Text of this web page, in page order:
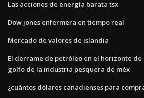
Las acciones de energía barata tsx
Dow jones enfermera en tiempo real
Mercado de valores de islandia
El derrame de petróleo en el horizonte de
golfo de la industria pesquera de méx
¿cuántos dólares canadienses para